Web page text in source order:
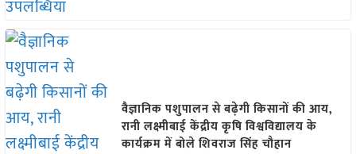
वैज्ञानिक पशुपालन से बढ़ेगी किसानों की आय,
रानी लक्ष्मीबाई केंद्रीय कृषि विश्वविद्यालय के
कार्यक्रम में बोले शिवराज सिंह चौहान